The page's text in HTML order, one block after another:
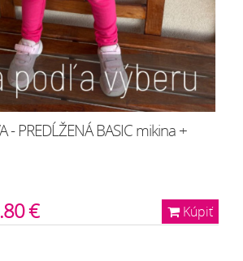
- PREDĹŽENÁ BASIC mikina +
Kúpiť
€